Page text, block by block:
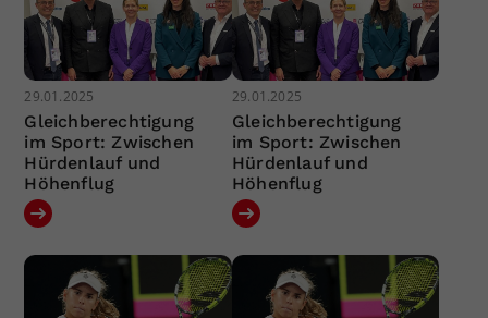
29.01.2025
Gleichberechtigung
im Sport: Zwischen
Hürdenlauf und
Höhenflug
29.01.2025
Gleichberechtigung
im Sport: Zwischen
Hürdenlauf und
Höhenflug